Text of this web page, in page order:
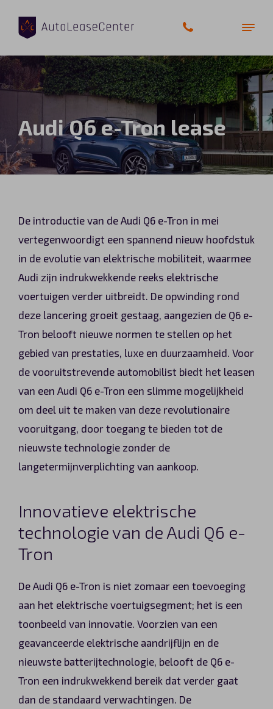
Audi Q6 e-Tron lease
De introductie van de Audi Q6 e-Tron in mei
vertegenwoordigt een spannend nieuw hoofdstuk
in de evolutie van elektrische mobiliteit, waarmee
Audi zijn indrukwekkende reeks elektrische
voertuigen verder uitbreidt. De opwinding rond
deze lancering groeit gestaag, aangezien de Q6 e-
Tron belooft nieuwe normen te stellen op het
gebied van prestaties, luxe en duurzaamheid. Voor
de vooruitstrevende automobilist biedt het leasen
van een Audi Q6 e-Tron een slimme mogelijkheid
om deel uit te maken van deze revolutionaire
vooruitgang, door toegang te bieden tot de
nieuwste technologie zonder de
langetermijnverplichting van aankoop.
Innovatieve elektrische
technologie van de Audi Q6 e-
Tron
De Audi Q6 e-Tron is niet zomaar een toevoeging
aan het elektrische voertuigsegment; het is een
toonbeeld van innovatie. Voorzien van een
geavanceerde elektrische aandrijflijn en de
nieuwste batterijtechnologie, belooft de Q6 e-
Tron een indrukwekkend bereik dat verder gaat
dan de standaard verwachtingen. De
Bedrijfswagens
Elektrische auto’s
Private lease
Shortlease
Vragen?
Contact